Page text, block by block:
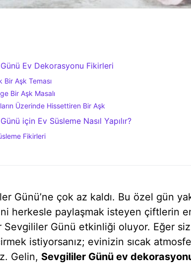
Ev Dekorasyonu Fikirleri
Bir Aşk Teması
Bir Aşk Masalı
Üzerinde Hissettiren Bir Aşk
için Ev Süsleme Nasıl Yapılır?
Fikirleri
Günü’ne çok az kaldı. Bu özel gün
herkesle paylaşmak isteyen çiftlerin
Sevgililer Günü etkinliği oluyor. Eğer
istiyorsanız; evinizin sıcak
Gelin, Sevgililer Günü ev